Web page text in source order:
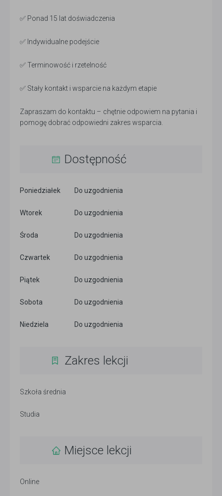
✅ Ponad 15 lat doświadczenia
✅ Indywidualne podejście
✅ Terminowość i rzetelność
✅ Stały kontakt i wsparcie na każdym etapie
Zapraszam do kontaktu – chętnie odpowiem na pytania i
pomogę dobrać odpowiedni zakres wsparcia.
Dostępność
Poniedziałek Do uzgodnienia
Wtorek Do uzgodnienia
Środa Do uzgodnienia
Czwartek Do uzgodnienia
Piątek Do uzgodnienia
Sobota Do uzgodnienia
Niedziela Do uzgodnienia
Zakres lekcji
Szkoła średnia
Studia
Miejsce lekcji
Online